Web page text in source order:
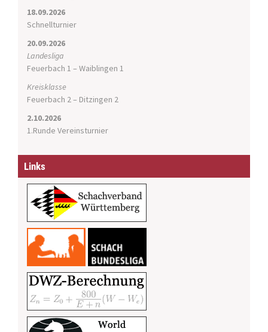
18.09.2026
Schnellturnier
20.09.2026
Landesliga
Feuerbach 1 – Waiblingen 1
Kreisklasse
Feuerbach 2 – Ditzingen 2
2.10.2026
1.Runde Vereinsturnier
Links